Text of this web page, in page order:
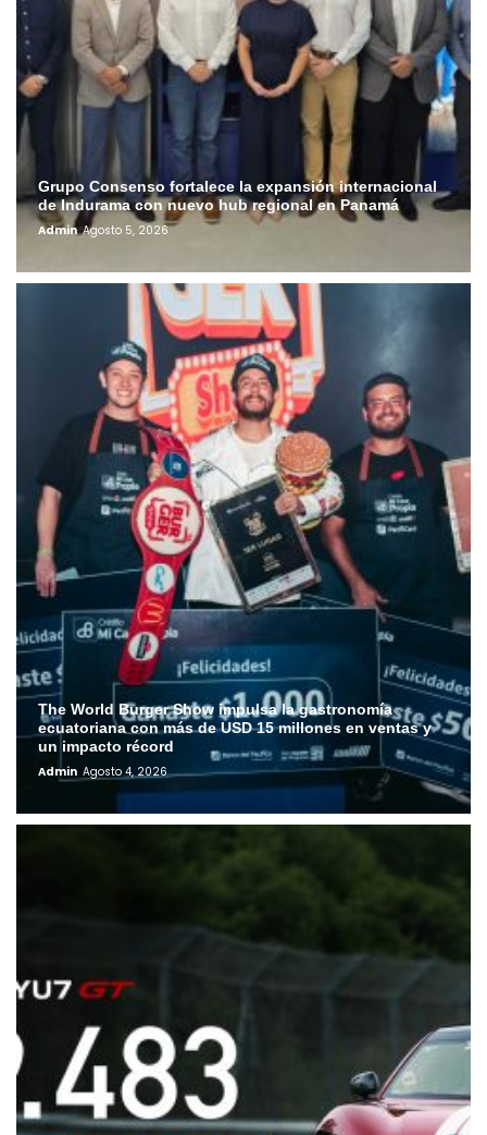
Grupo Consenso fortalece la expansión internacional
de Indurama con nuevo hub regional en Panamá
Admin Agosto 5, 2026
The World Burger Show impulsa la gastronomía
ecuatoriana con más de USD 15 millones en ventas y
un impacto récord
Admin Agosto 4, 2026